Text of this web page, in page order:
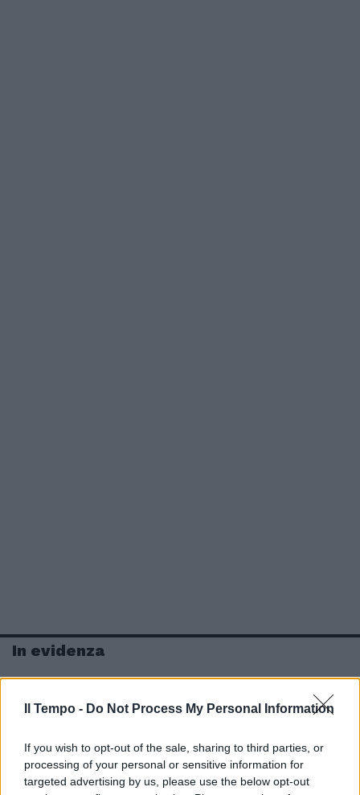
Il Tempo - Do Not Process My Personal Information
If you wish to opt-out of the sale, sharing to third parties, or
processing of your personal or sensitive information for
targeted advertising by us, please use the below opt-out
In evidenza